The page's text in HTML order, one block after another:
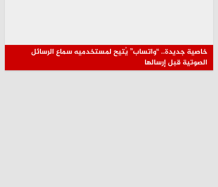
خاصية جديدة.. “واتساب” يُتيح لمستخدميه سماع الرسائل
الصوتية قبل إرسالها